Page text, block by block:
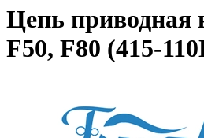
Цепь приводная
F50, F80 (415-